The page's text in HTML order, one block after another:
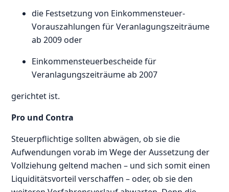
die Festsetzung von Einkommensteuer-
Vorauszahlungen für Veranlagungszeiträume
ab 2009 oder
Einkommensteuerbescheide für
Veranlagungszeiträume ab 2007
gerichtet ist.
Pro und Contra
Steuerpflichtige sollten abwägen, ob sie die
Aufwendungen vorab im Wege der Aussetzung der
Vollziehung geltend machen – und sich somit einen
Liquiditätsvorteil verschaffen – oder, ob sie den